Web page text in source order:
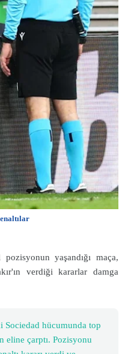
yaşandığı maça,
verdiği kararlar damga
Sociedad hücumunda top
eline çarptı. Pozisyonu